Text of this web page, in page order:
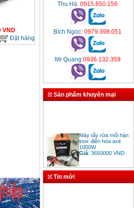
VND
Đặt hàng
Thu Hà: 0915.650.156
Bích Ngọc: 0979.398.051
Mr Quang:0936.132.359
Sản phẩm khuyến mại
inox điện hóa axit
1000W
Giá:3650000
Tin mới